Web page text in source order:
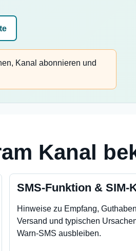
Kanal abonnieren und
Kanal
SMS-Funktion & SIM-
Hinweise zu Empfang,
Versand und typischen
Warn-SMS ausbleiben.